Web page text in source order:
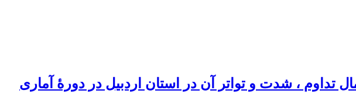
تداوم ، شدت و تواتر آن در استان اردبیل در دورۀ آماری